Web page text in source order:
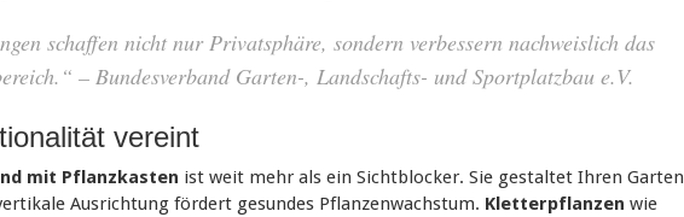
schaffen nicht nur Privatsphäre, sondern verbessern nachweislich das
– Bundesverband Garten-, Landschafts- und Sportplatzbau e.V.
vereint
mit Pflanzkasten ist weit mehr als ein Sichtblocker. Sie gestaltet Ihren Garten
Ausrichtung fördert gesundes Pflanzenwachstum. Kletterpflanzen wie